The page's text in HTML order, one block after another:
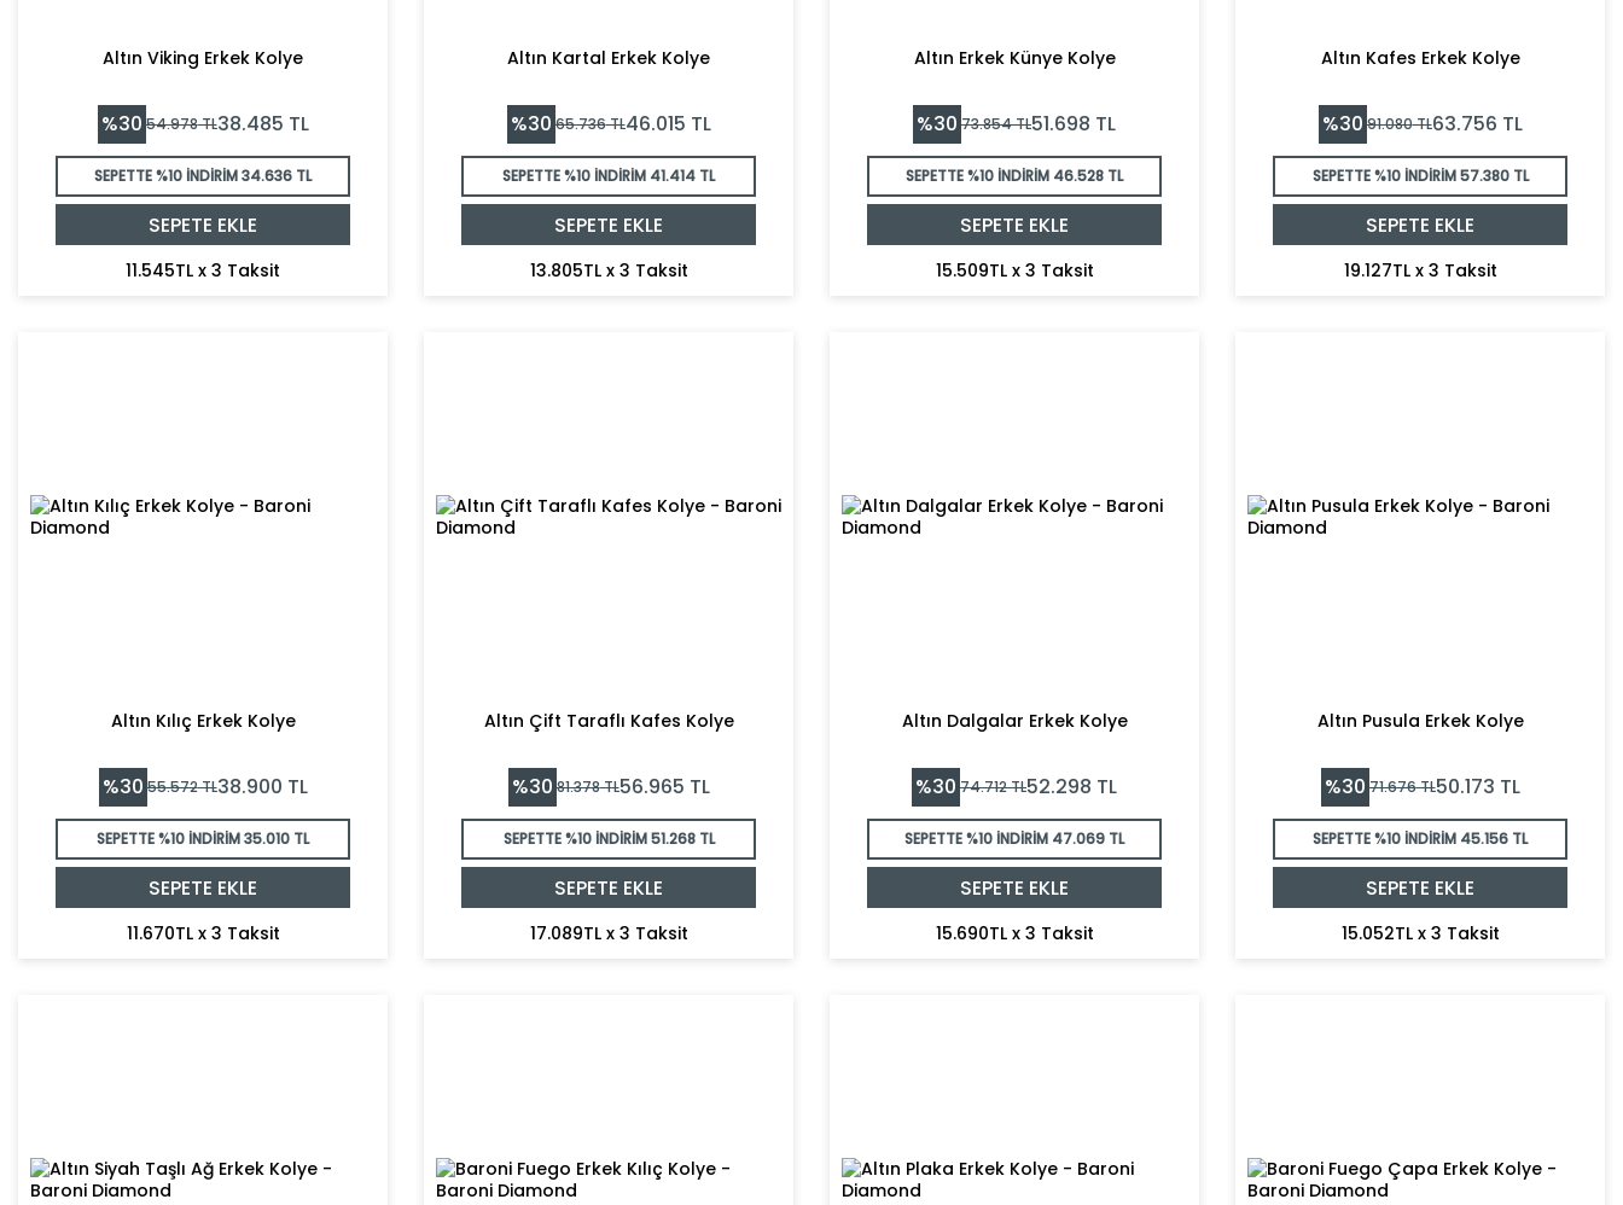
Altın Viking Erkek Kolye
%30 54.978TL38.485 TL
SEPETTE %10 İNDİRİM34.636 TL
SEPETE EKLE
11.545TL x 3 Taksit
Altın Kartal Erkek Kolye
%30 65.736TL46.015 TL
SEPETTE %10 İNDİRİM 41.414 TL
SEPETE EKLE
13.805TL x 3 Taksit
Altın Erkek Künye Kolye
%30 73.854TL51.698 TL
SEPETTE %10 İNDİRİM 46.528 TL
SEPETE EKLE
15.509TL x 3 Taksit
Altın Kafes Erkek Kolye
%30 91.080TL63.756 TL
SEPETTE %10 İNDİRİM57.380 TL
SEPETE EKLE
19.127TL x 3 Taksit
Altın Kılıç Erkek Kolye
%30 55.572TL38.900 TL
SEPETTE %10 İNDİRİM35.010 TL
SEPETE EKLE
11.670TL x 3 Taksit
Altın Çift Taraflı Kafes Kolye
%30 81.378TL56.965 TL
SEPETTE %10 İNDİRİM51.268 TL
SEPETE EKLE
17.089TL x 3 Taksit
Altın Dalgalar Erkek Kolye
%30 74.712TL52.298 TL
SEPETTE %10 İNDİRİM 47.069 TL
SEPETE EKLE
15.690TL x 3 Taksit
Altın Pusula Erkek Kolye
%30 71.676TL50.173 TL
SEPETTE %10 İNDİRİM 45.156 TL
SEPETE EKLE
15.052TL x 3 Taksit